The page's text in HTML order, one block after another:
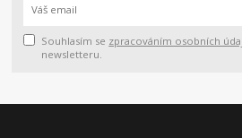
Souhlasím se zpracováním osobních
newsletteru.